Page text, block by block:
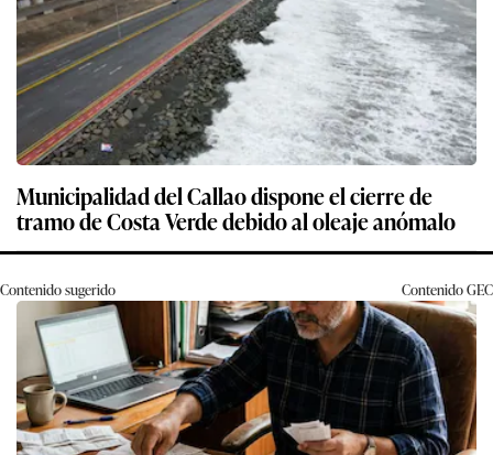
Municipalidad del Callao dispone el cierre de
tramo de Costa Verde debido al oleaje anómalo
Contenido sugerido ContenidoGEC